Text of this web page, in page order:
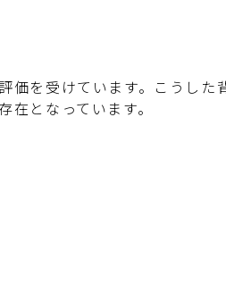
価を受けています。こうした
となっています。